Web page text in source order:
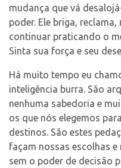
mudança que vá
poder. Ele briga,
continuar praticando o
Sinta sua força e seu
Há muito tempo eu
inteligência burra. São
nenhuma sabedoria e
os que nós elegemos
destinos. São estes
façam nossas escolhas
sem o poder de decisão